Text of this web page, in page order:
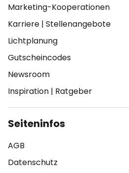
Marketing-Kooperationen
Karriere | Stellenangebote
Lichtplanung
Gutscheincodes
Newsroom
Inspiration | Ratgeber
Seiteninfos
AGB
Datenschutz